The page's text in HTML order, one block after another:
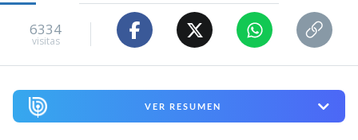
6334
visitas
VER RESUMEN